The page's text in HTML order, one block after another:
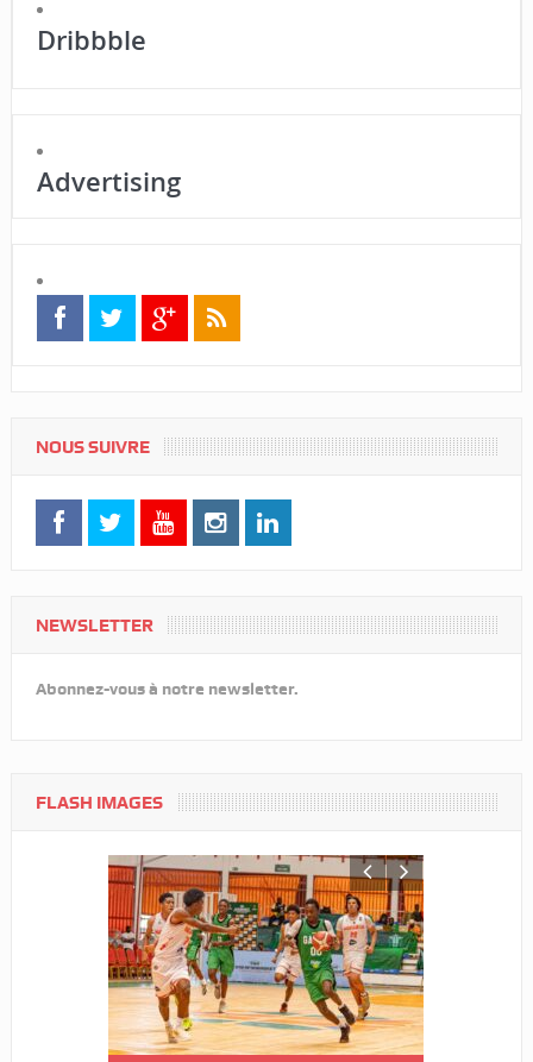
Dribbble
Advertising
NOUS SUIVRE
NEWSLETTER
Abonnez-vous à notre newsletter.
FLASH IMAGES